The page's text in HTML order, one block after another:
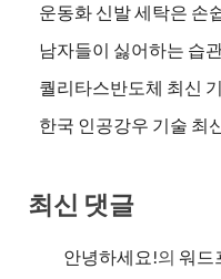
운동화 신발 세탁은 손
남자들이 싫어하는 습
퀄리타스반도체 최신
한국 인공강우 기술 최
최신 댓글
안녕하세요!의 워드